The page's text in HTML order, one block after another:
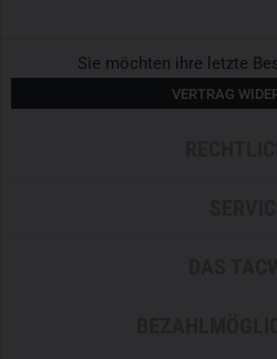
Sie möchten ihre letzte
VERTRAG